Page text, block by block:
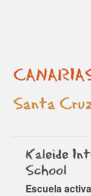
Santa
Kaleide
School
Escuela